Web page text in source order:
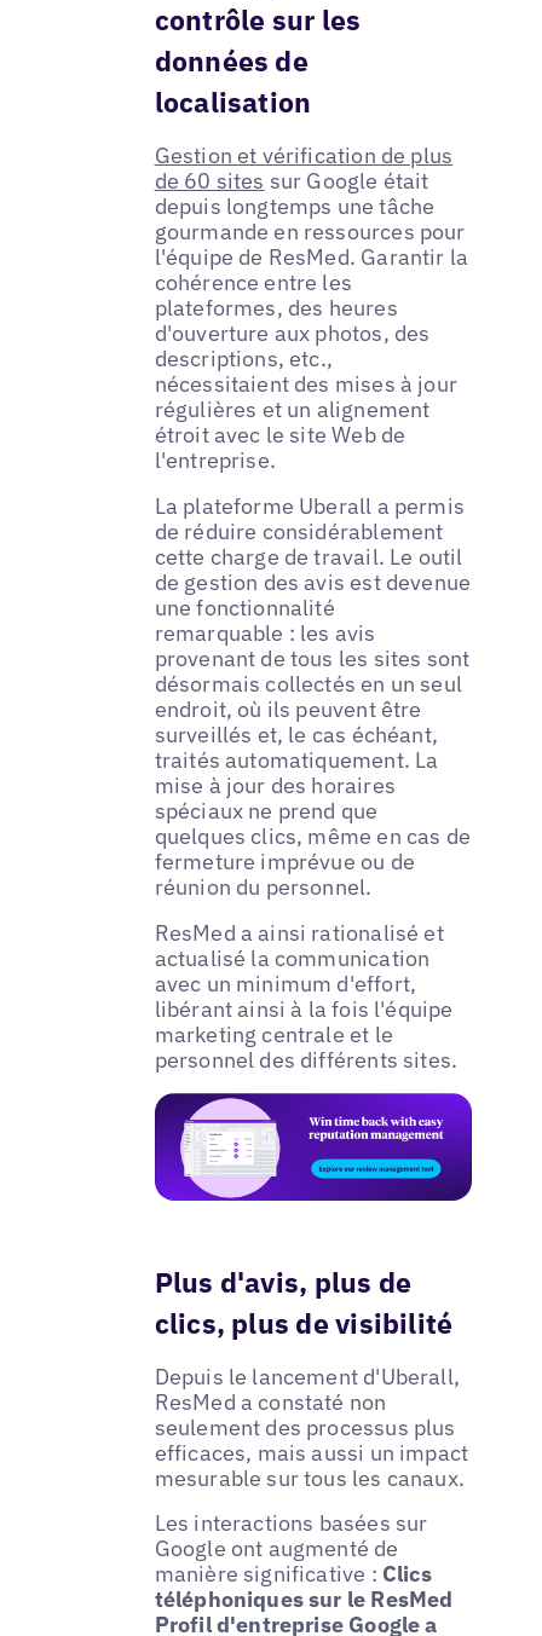
contrôle sur les
données de
localisation
Gestion et vérification de plus
de 60 sites sur Google était
depuis longtemps une tâche
gourmande en ressources pour
l'équipe de ResMed. Garantir la
cohérence entre les
plateformes, des heures
d'ouverture aux photos, des
descriptions, etc.,
nécessitaient des mises à jour
régulières et un alignement
étroit avec le site Web de
l'entreprise.
La plateforme Uberall a permis
de réduire considérablement
cette charge de travail. Le outil
de gestion des avis est devenue
une fonctionnalité
remarquable : les avis
provenant de tous les sites sont
désormais collectés en un seul
endroit, où ils peuvent être
surveillés et, le cas échéant,
traités automatiquement. La
mise à jour des horaires
spéciaux ne prend que
quelques clics, même en cas de
fermeture imprévue ou de
réunion du personnel.
ResMed a ainsi rationalisé et
actualisé la communication
avec un minimum d'effort,
libérant ainsi à la fois l'équipe
marketing centrale et le
personnel des différents sites.
Plus d'avis, plus de
clics, plus de visibilité
Depuis le lancement d'Uberall,
ResMed a constaté non
seulement des processus plus
efficaces, mais aussi un impact
mesurable sur tous les canaux.
Les interactions basées sur
Google ont augmenté de
manière significative : Clics
téléphoniques sur le ResMed
Profil d'entreprise Google a